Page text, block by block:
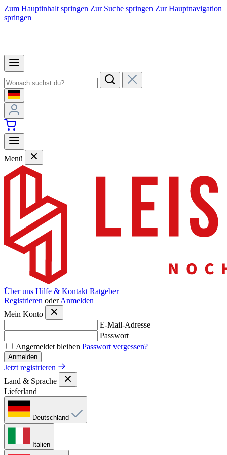
Zum Hauptinhalt springen Zur Suche springen Zur Hauptnavigation
springen
Menü
Über uns Hilfe & Kontakt Ratgeber
Registrieren oder Anmelden
Mein Konto
E-Mail-Adresse
Passwort
Angemeldet bleiben Passwort vergessen?
Anmelden
Jetzt registrieren
Land & Sprache
Lieferland
Deutschland
Italien